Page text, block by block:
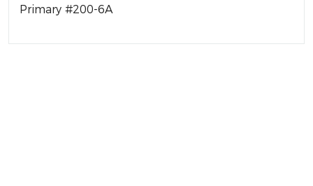
Primary #200-6A